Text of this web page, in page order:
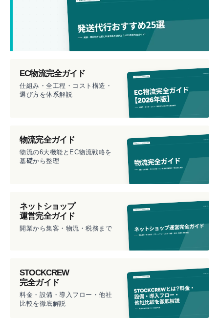
EC物流完全ガイド
仕組み・全工程・コスト構造・
選び方を体系解説
物流完全ガイド
物流の6大機能とEC物流戦略を
基礎から整理
ネットショップ
運営完全ガイド
開業から集客・物流・税務まで
STOCKCREW
完全ガイド
料金・設備・導入フロー・他社
比較を徹底解説